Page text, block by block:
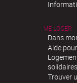
ME LOGER
Dans
Aide
solidaires
Trouver